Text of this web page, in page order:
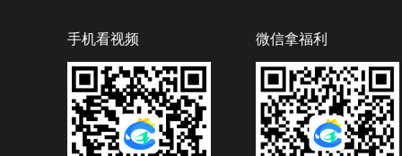
手机看视频 微信拿福利